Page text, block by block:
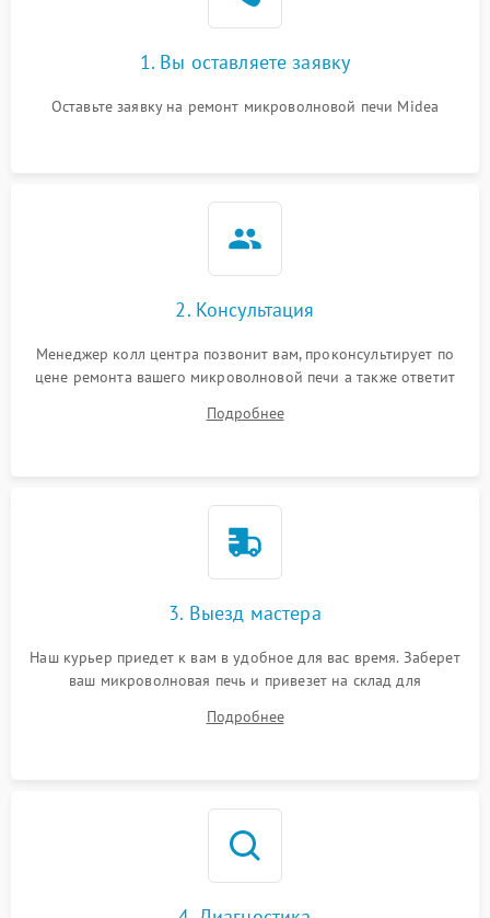
2200 ₽
Не работают сенсорные
1000 ₽
1. Вы оставляете заявку
Оставьте заявку на ремонт микроволновой печи Midea
2. Консультация
Менеджер колл центра позвонит вам, проконсультирует по
цене ремонта вашего микроволновой печи а также ответит
Подробнее
3. Выезд мастера
Наш курьер приедет к вам в удобное для вас время. Заберет
ваш микроволновая печь и привезет на склад для
Подробнее